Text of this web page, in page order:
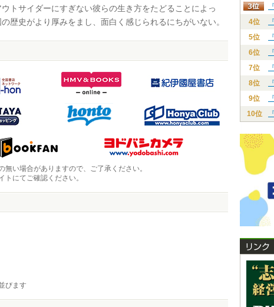
ウトサイダーにすぎない彼らの生き方をたどることによっ
歴史がより厚みをまし、面白く感じられるにちがいない。
い場合がありますので、ご了承ください。
にてご確認ください。
びます
4位
5位
6位
7位
8位
9位
10位